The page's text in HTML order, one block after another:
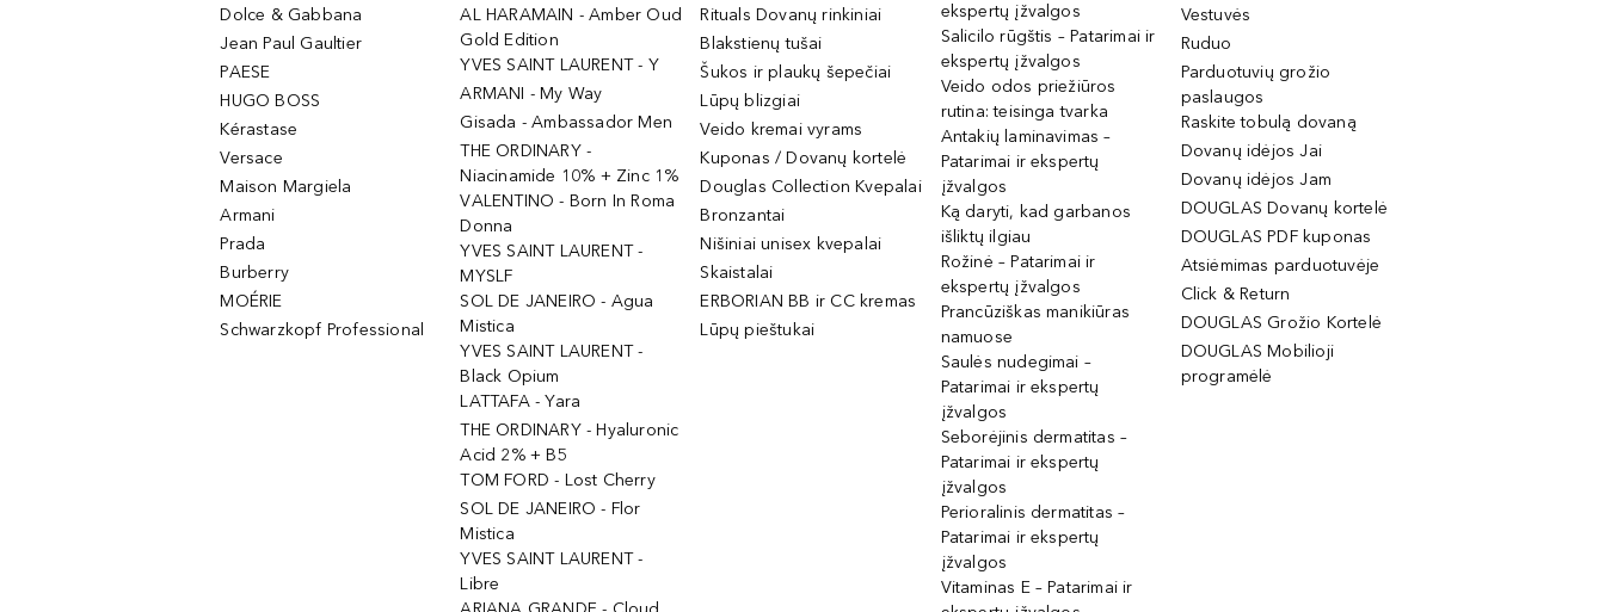
Dolce & Gabbana
Jean Paul Gaultier
PAESE
HUGO BOSS
Kérastase
Versace
Maison Margiela
Armani
Prada
Burberry
MOÉRIE
Schwarzkopf Professional
AL HARAMAIN - Amber Oud
Gold Edition
YVES SAINT LAURENT - Y
ARMANI - My Way
Gisada - Ambassador Men
THE ORDINARY -
Niacinamide 10% + Zinc 1%
VALENTINO - Born In Roma
Donna
YVES SAINT LAURENT -
MYSLF
SOL DE JANEIRO - Agua
Mistica
YVES SAINT LAURENT -
Black Opium
LATTAFA - Yara
THE ORDINARY - Hyaluronic
Acid 2% + B5
TOM FORD - Lost Cherry
SOL DE JANEIRO - Flor
Mistica
YVES SAINT LAURENT -
Libre
Rituals Dovanų rinkiniai
Blakstienų tušai
Šukos ir plaukų šepečiai
Lūpų blizgiai
Veido kremai vyrams
Kuponas / Dovanų kortelė
Douglas Collection Kvepalai
Bronzantai
Nišiniai unisex kvepalai
Skaistalai
ERBORIAN BB ir CC kremas
Lūpų pieštukai
ekspertų įžvalgos
Salicilo rūgštis – Patarimai ir
ekspertų įžvalgos
Veido odos priežiūros
rutina: teisinga tvarka
Antakių laminavimas –
Patarimai ir ekspertų
įžvalgos
Ką daryti, kad garbanos
išliktų ilgiau
Rožinė – Patarimai ir
ekspertų įžvalgos
Prancūziškas manikiūras
namuose
Saulės nudegimai –
Patarimai ir ekspertų
įžvalgos
Seborėjinis dermatitas –
Patarimai ir ekspertų
įžvalgos
Perioralinis dermatitas –
Patarimai ir ekspertų
įžvalgos
Vitaminas E – Patarimai ir
Vestuvės
Ruduo
Parduotuvių grožio
paslaugos
Raskite tobulą dovaną
Dovanų idėjos Jai
Dovanų idėjos Jam
DOUGLAS Dovanų kortelė
DOUGLAS PDF kuponas
Atsiėmimas parduotuvėje
Click & Return
DOUGLAS Grožio Kortelė
DOUGLAS Mobilioji
programėlė